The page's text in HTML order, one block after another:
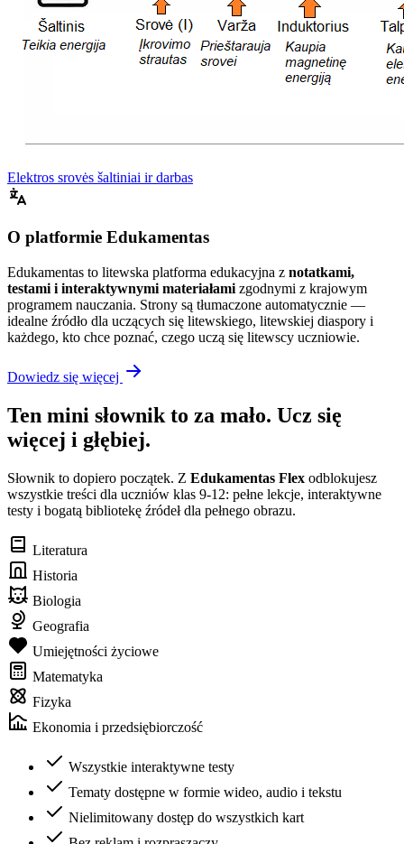
Elektros srovės šaltiniai ir darbas
O platformie Edukamentas
Edukamentas to litewska platforma edukacyjna z notatkami,
testami i interaktywnymi materiałami zgodnymi z krajowym
programem nauczania. Strony są tłumaczone automatycznie —
idealne źródło dla uczących się litewskiego, litewskiej diaspory i
każdego, kto chce poznać, czego uczą się litewscy uczniowie.
Dowiedz się więcej
Ten mini słownik to za mało. Ucz się
więcej i głębiej.
Słownik to dopiero początek. Z Edukamentas Flex odblokujesz
wszystkie treści dla uczniów klas 9-12: pełne lekcje, interaktywne
testy i bogatą bibliotekę źródeł dla pełnego obrazu.
Literatura
Historia
Biologia
Geografia
Umiejętności życiowe
Matematyka
Fizyka
Ekonomia i przedsiębiorczość
Wszystkie interaktywne testy
Tematy dostępne w formie wideo, audio i tekstu
Nielimitowany dostęp do wszystkich kart